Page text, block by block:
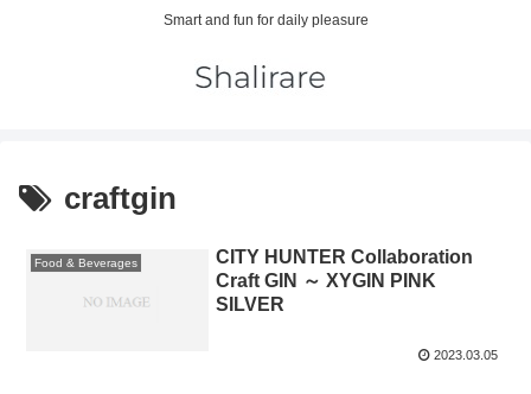
Smart and fun for daily pleasure
craftgin
Food & Beverages
CITY HUNTER Collaboration
Craft GIN ～ XYGIN PINK
SILVER
2023.03.05